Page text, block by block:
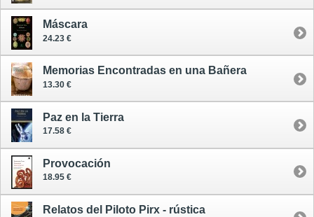
Máscara
24.23 €
Memorias Encontradas en una Bañera
13.30 €
Paz en la Tierra
17.58 €
Provocación
18.95 €
Relatos del Piloto Pirx - rústica